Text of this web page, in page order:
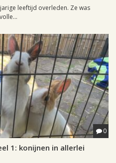
leeftijd overleden. Ze was
0
1: konijnen in allerlei